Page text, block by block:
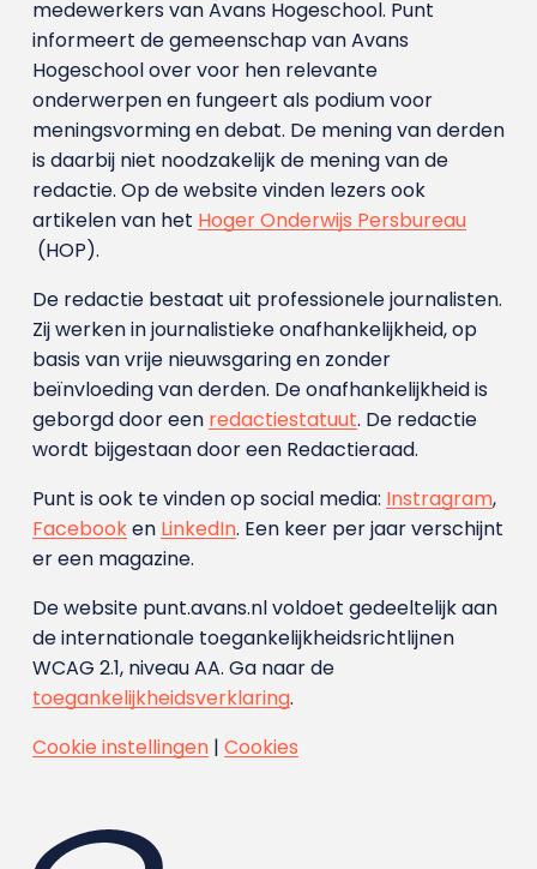
medewerkers van Avans Hoge­school. Punt
informeert de gemeenschap van Avans
Hogeschool over voor hen relevante
onderwerpen en fungeert als podium voor
meningsvorming en debat. De mening van derden
is daarbij niet noodzakelijk de mening van de
redactie. Op de website vinden lezers ook
artikelen van het Hoger Onderwijs Persbureau
(HOP).
De redactie bestaat uit professionele journalisten.
Zij werken in journalistieke onafhankelijkheid, op
basis van vrije nieuwsgaring en zonder
beïnvloeding van derden. De onafhankelijkheid is
geborgd door een redactiestatuut. De redactie
wordt bijgestaan door een Redactieraad.
Punt is ook te vinden op social media: Instragram,
Facebooken LinkedIn. Een keer per jaar verschijnt
er een magazine.
De website punt.avans.nl voldoet gedeeltelijk aan
de internationale toegankelijkheidsrichtlijnen
WCAG 2.1, niveau AA. Ga naar de
toegankelijkheidsverklaring.
Cookie instellingen| Cookies